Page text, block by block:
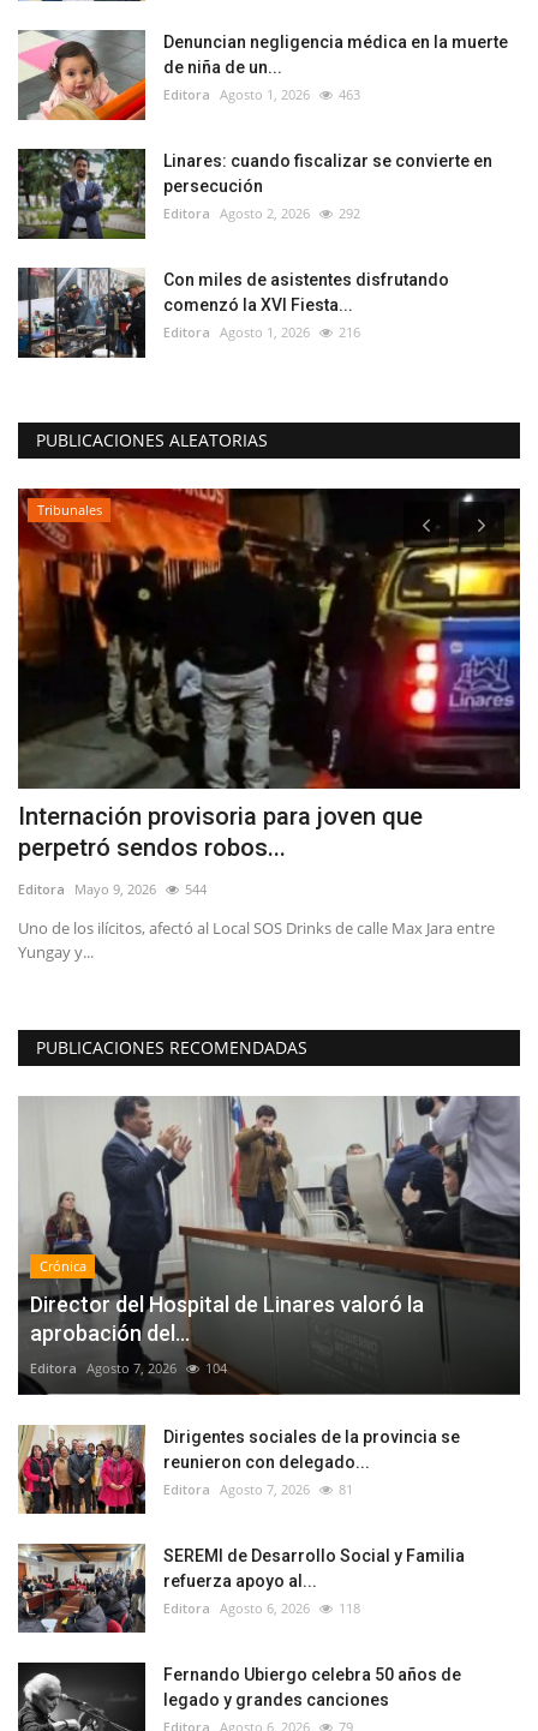
Denuncian negligencia médica en la muerte
de niña de un...
Editora Agosto 1, 2026 463
Linares: cuando fiscalizar se convierte en
persecución
Editora Agosto 2, 2026 292
Con miles de asistentes disfrutando
comenzó la XVI Fiesta...
Editora Agosto 1, 2026 216
PUBLICACIONES ALEATORIAS
Tribunales
Internación provisoria para joven que
perpetró sendos robos...
Editora Mayo 9, 2026 544
Uno de los ilícitos, afectó al Local SOS Drinks de calle Max Jara entre
Yungay y...
PUBLICACIONES RECOMENDADAS
Crónica
Director del Hospital de Linares valoró la
aprobación del...
Editora Agosto 7, 2026 104
Dirigentes sociales de la provincia se
reunieron con delegado...
Editora Agosto 7, 2026 81
SEREMI de Desarrollo Social y Familia
refuerza apoyo al...
Editora Agosto 6, 2026 118
Fernando Ubiergo celebra 50 años de
legado y grandes canciones
Editora Agosto 6, 2026 79